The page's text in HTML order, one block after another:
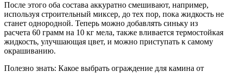
После этого оба состава аккуратно смешивают, например,
используя строительный миксер, до тех пор, пока жидкость не
станет однородной. Теперь можно добавлять синьку из
расчета 60 грамм на 10 кг мела, также вливается термостойкая
жидкость, улучшающая цвет, и можно приступать к самому
окрашиванию.
Полезно знать: Какое выбрать ограждение для камина от